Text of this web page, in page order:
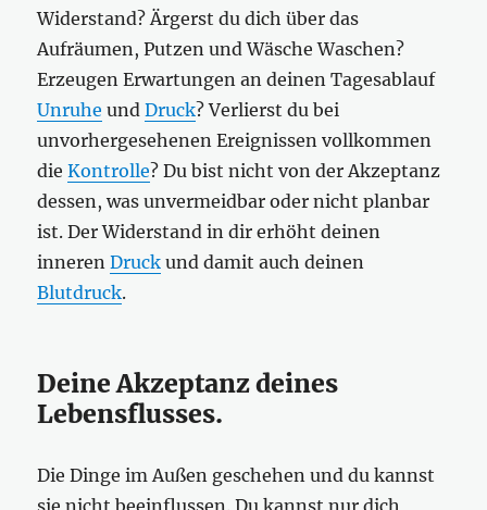
Widerstand? Ärgerst du dich über das
Aufräumen, Putzen und Wäsche Waschen?
Erzeugen Erwartungen an deinen Tagesablauf
Unruhe undDruck? Verlierst du bei
unvorhergesehenen Ereignissen vollkommen
dieKontrolle? Du bist nicht von der Akzeptanz
dessen, was unvermeidbar oder nicht planbar
ist. Der Widerstand in dir erhöht deinen
innerenDruck und damit auch deinen
Blutdruck.
Deine Akzeptanz deines
Lebensflusses.
Die Dinge im Außen geschehen und du kannst
sie nicht beeinflussen. Du kannst nur dich